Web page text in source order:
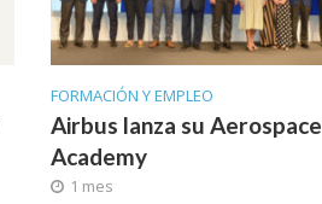
FORMACIÓN Y EMPLEO
Airbus lanza su Aerospace
Academy
1 mes